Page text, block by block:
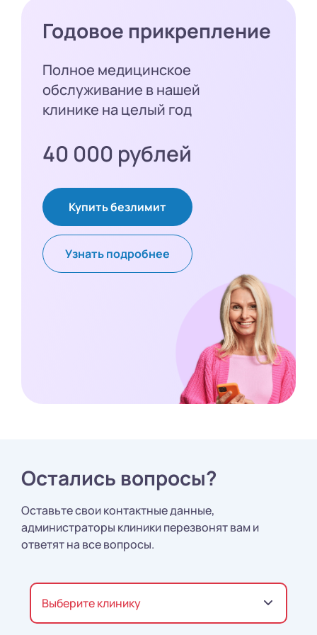
Годовое прикрепление
Полное медицинское
обслуживание в нашей
клинике на целый год
40 000 рублей
Купить безлимит
Узнать подробнее
Остались вопросы?
Оставьте свои контактные данные,
администраторы клиники перезвонят вам и
ответят на все вопросы.
Выберите клинику